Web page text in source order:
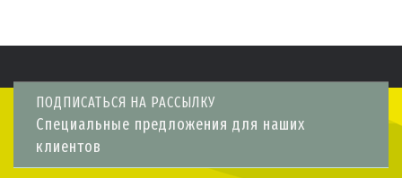
ПОДПИСАТЬСЯ НА РАССЫЛКУ
Специальные предложения для наших
клиентов